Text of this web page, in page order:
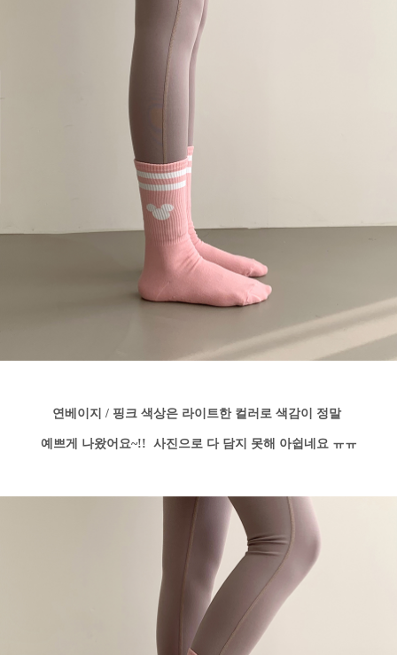
연베이지 / 핑크 색상은 라이트한 컬러로 색감이 정말
예쁘게 나왔어요~!! 사진으로 다 담지 못해 아쉽네요 ㅠㅠ